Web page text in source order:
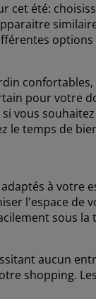
cet été:
pour votre
vous
le temps de
à votre
l'espace de
sous
aucun
shopping.